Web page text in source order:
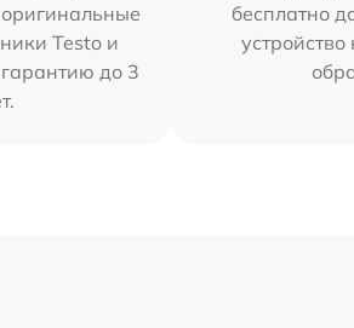
Testo и
до 3
бесплатно